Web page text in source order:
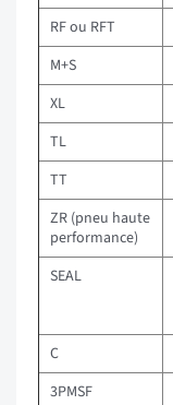
RF ou RFT
M+S
XL
TL
TT
ZR (pneu haute
performance)
SEAL
C
3PMSF